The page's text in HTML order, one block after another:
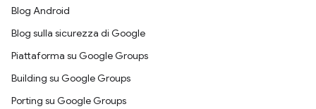
Blog Android
Blog sulla sicurezza di Google
Piattaforma su Google Groups
Building su Google Groups
Porting su Google Groups